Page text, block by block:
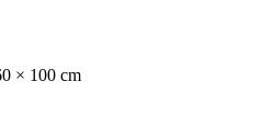
× 100 cm